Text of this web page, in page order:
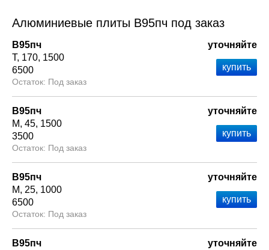
Алюминиевые плиты В95пч под заказ
В95пч
Т 170 1500
6500
Под заказ
уточняйте
В95пч
М 45 1500
3500
Под заказ
уточняйте
В95пч
М
25 1000
6500
Под заказ
уточняйте
В95пч
уточняйте